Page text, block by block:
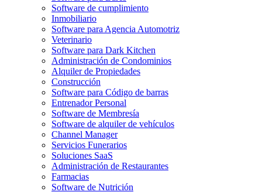
Software de cumplimiento
Inmobiliario
Software para Agencia Automotriz
Veterinario
Software para Dark Kitchen
Administración de Condominios
Alquiler de Propiedades
Construcción
Software para Código de barras
Entrenador Personal
Software de Membresía
Software de alquiler de vehículos
Channel Manager
Servicios Funerarios
Soluciones SaaS
Administración de Restaurantes
Farmacias
Software de Nutrición